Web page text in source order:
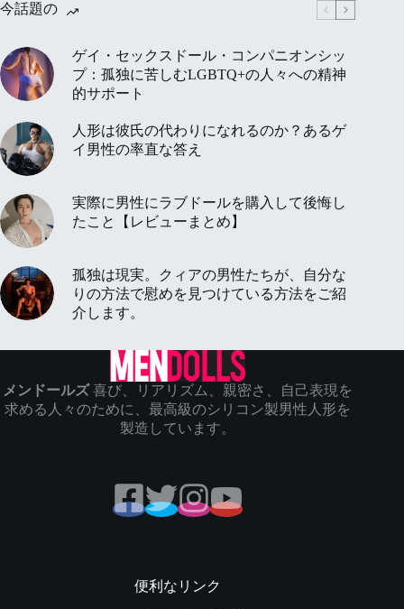
今話題の
ゲイ・セックスドール・コンパニオンシッ
プ：孤独に苦しむLGBTQ+の人々への精神
的サポート
人形は彼氏の代わりになれるのか？あるゲ
イ男性の率直な答え
実際に男性にラブドールを購入して後悔し
たこと【レビューまとめ】
孤独は現実。クィアの男性たちが、自分な
りの方法で慰めを見つけている方法をご紹
介します。
メンドールズ喜び、リアリズム、親密さ、自己表現を
求める人々のために、最高級のシリコン製男性人形を
製造しています。
便利なリンク